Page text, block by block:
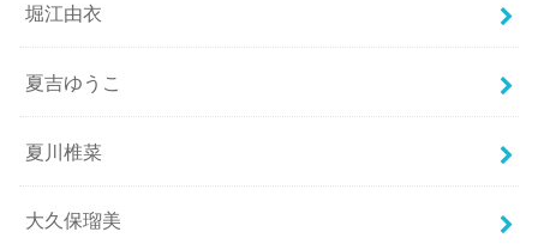
堀江由衣
夏吉ゆうこ
夏川椎菜
大久保瑠美